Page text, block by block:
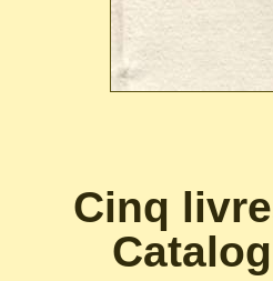
Cinq